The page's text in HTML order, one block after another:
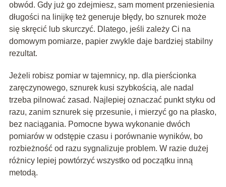
obwód. Gdy już go zdejmiesz, sam moment przeniesienia
długości na linijkę też generuje błędy, bo sznurek może
się skręcić lub skurczyć. Dlatego, jeśli zależy Ci na
domowym pomiarze, papier zwykle daje bardziej stabilny
rezultat.
Jeżeli robisz pomiar w tajemnicy, np. dla pierścionka
zaręczynowego, sznurek kusi szybkością, ale nadal
trzeba pilnować zasad. Najlepiej oznaczać punkt styku od
razu, zanim sznurek się przesunie, i mierzyć go na płasko,
bez naciągania. Pomocne bywa wykonanie dwóch
pomiarów w odstępie czasu i porównanie wyników, bo
rozbieżność od razu sygnalizuje problem. W razie dużej
różnicy lepiej powtórzyć wszystko od początku inną
metodą.